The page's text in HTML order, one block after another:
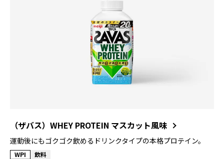
（ザバス）WHEY PROTEIN マスカット風味
運動後にもゴクゴク飲めるドリンクタイプの本格プロテイン。
WPI 飲料